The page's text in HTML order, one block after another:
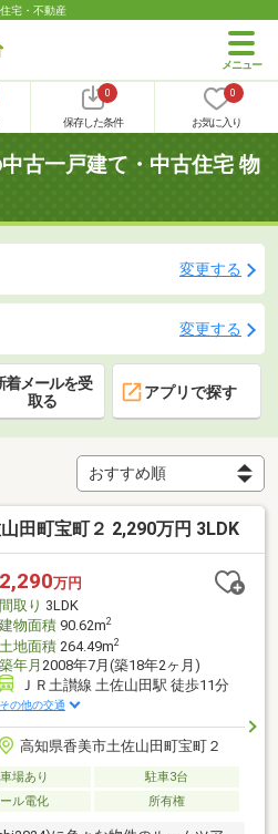
宅・不動産
0
保存した条件
0
お気に入り
古一戸建て・中古住宅 物
変更する
変更する
着メールを受
取る
アプリで探す
田町宝町２ 2,290万円 3LDK
2,290万円
間取り 3LDK
建物面積90.62m2
土地面積264.49m2
築年月 2008年7月(築18年2ヶ月)
ＪＲ土讃線 土佐山田駅 徒歩11分
その他の交通
高知県香美市土佐山田町宝町２
場あり
駐車3台
ル電化 所有権